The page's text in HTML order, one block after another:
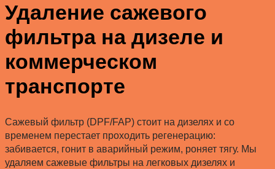
Удаление сажевого
фильтра на дизеле и
коммерческом
транспорте
Сажевый фильтр (DPF/FAP) стоит на дизелях и со
временем перестает проходить регенерацию:
забивается, гонит в аварийный режим, роняет тягу. Мы
удаляем сажевые фильтры на легковых дизелях и